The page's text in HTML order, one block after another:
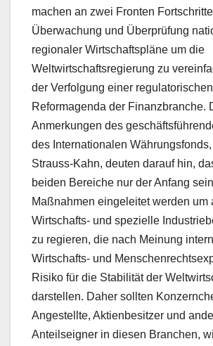
machen an zwei Fronten
Überwachung und Überprüfung
regionaler Wirtschaftspläne um die
Weltwirtschaftsregierung zu
der Verfolgung einer regulatorischen
Reformagenda der Finanzbranche.
Anmerkungen des
des Internationalen
Strauss-Kahn, deuten darauf hin,
beiden Bereiche nur der Anfang
Maßnahmen eingeleitet werden um
Wirtschafts- und spezielle
zu regieren, die nach Meinung
Wirtschafts- und
Risiko für die Stabilität der
darstellen. Daher sollten
Angestellte, Aktienbesitzer und
Anteilseigner in diesen Branchen,